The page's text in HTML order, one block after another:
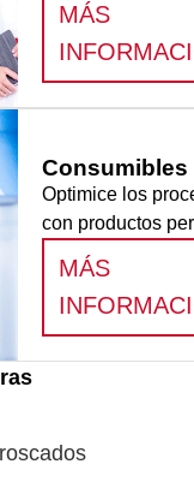
MÁS
Consumibles
Optimice los
con productos
MÁS